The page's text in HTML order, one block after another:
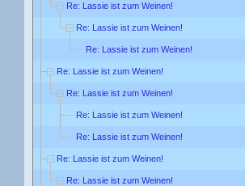
Re: Lassie ist zum Weinen!
Re: Lassie ist zum Weinen!
Re: Lassie ist zum Weinen!
Re: Lassie ist zum Weinen!
Re: Lassie ist zum Weinen!
Re: Lassie ist zum Weinen!
Re: Lassie ist zum Weinen!
Re: Lassie ist zum Weinen!
Re: Lassie ist zum Weinen!